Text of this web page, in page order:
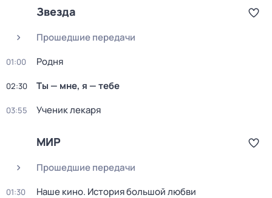
Звезда
Прошедшие передачи
01:00 Родня
02:30 Ты — мне, я — тебе
03:55 Ученик лекаря
МИР
Прошедшие передачи
01:30 Наше кино. История большой любви